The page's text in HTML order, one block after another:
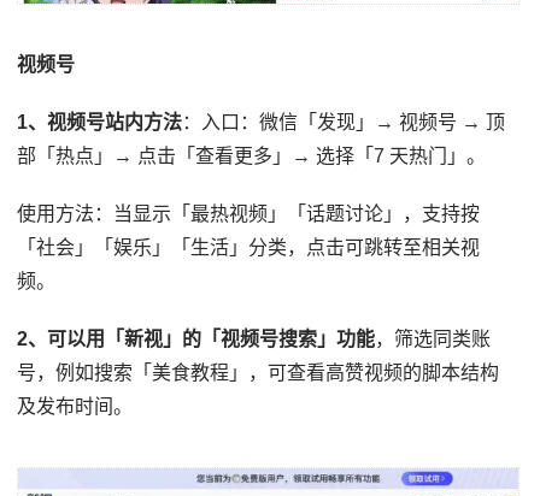
视频号
1、视频号站内方法：入口：微信「发现」→ 视频号 → 顶
部「热点」→ 点击「查看更多」→ 选择「7 天热门」。
使用方法：当显示「最热视频」「话题讨论」，支持按
「社会」「娱乐」「生活」分类，点击可跳转至相关视
频。
2、可以用「新视」的「视频号搜索」功能，筛选同类账
号，例如搜索「美食教程」，可查看高赞视频的脚本结构
及发布时间。